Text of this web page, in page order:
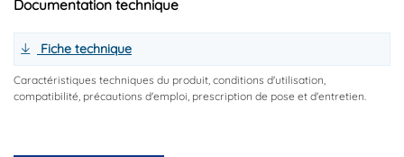
Documentation technique
Fiche technique
Caractéristiques techniques du produit, conditions d'utilisation,
compatibilité, précautions d'emploi, prescription de pose et d'entretien.